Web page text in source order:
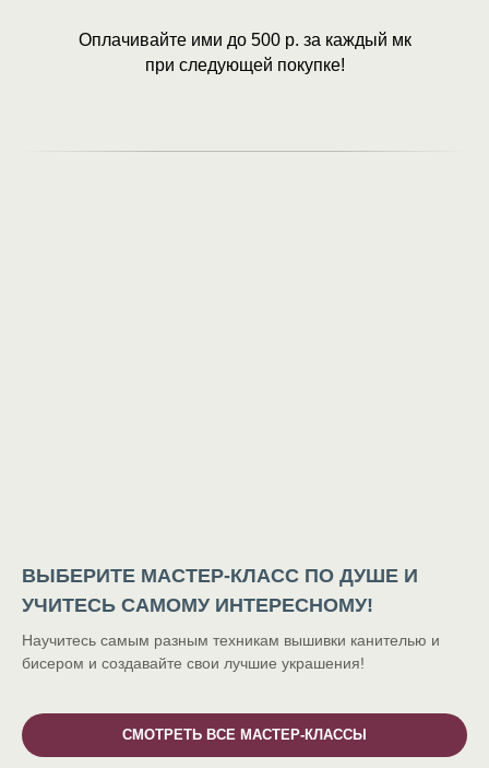
Оплачивайте ими до 500 р. за каждый мк
при следующей покупке!
ВЫБЕРИТЕ МАСТЕР-КЛАСС ПО ДУШЕ И
УЧИТЕСЬ САМОМУ ИНТЕРЕСНОМУ!
Научитесь самым разным техникам вышивки канителью и
бисером и создавайте свои лучшие украшения!
СМОТРЕТЬ ВСЕ МАСТЕР-КЛАССЫ